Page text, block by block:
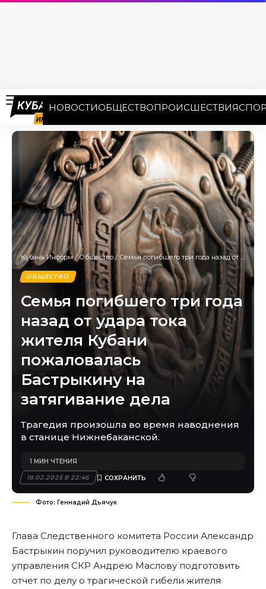
НОВОСТИОБЩЕСТВОПРОИСШЕСТВИЯ
Кубань Информ/Общество / Семья погибшего три года назад от удара тока жителя Кубани пожаловалась Бастрыкину на затягивание дела
ОБЩЕСТВО
Семья погибшего три года
назад от удара тока
жителя Кубани
пожаловалась
Бастрыкину на
затягивание дела
Трагедия произошла во время наводнения
в станице Нижнебаканской.
18.02.2025 В 22:46
1 МИН ЧТЕНИЯ
Фото: Геннадий Дьячук
Глава Следственного комитета России Александр
Бастрыкин поручил руководителю краевого
управления СКР Андрею Маслову подготовить
отчет по делу о трагической гибели жителя